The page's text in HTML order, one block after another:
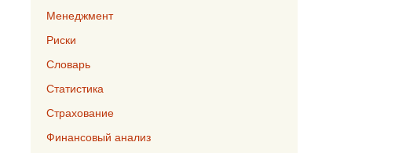
Менеджмент
Риски
Словарь
Статистика
Страхование
Финансовый анализ